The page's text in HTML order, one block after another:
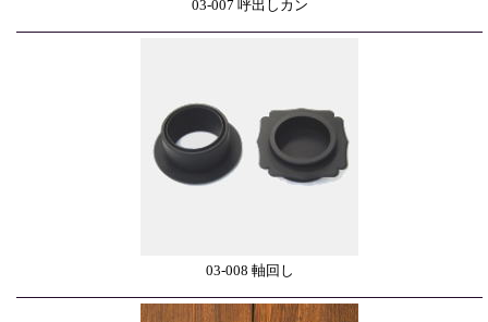
03-007 呼出しカン
03-008 軸回し